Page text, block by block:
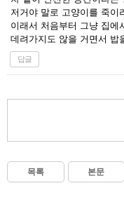
저거야 말로 고양이를 죽이
이래서 처음부터 그냥 집에
데려가지도 않을 거면서 밥
답글
목록 본문